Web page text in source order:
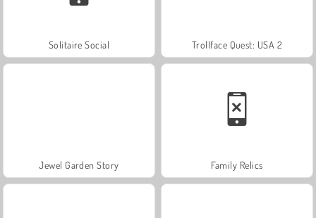
Solitaire Social Trollface Quest: USA 2
Jewel Garden Story Family Relics